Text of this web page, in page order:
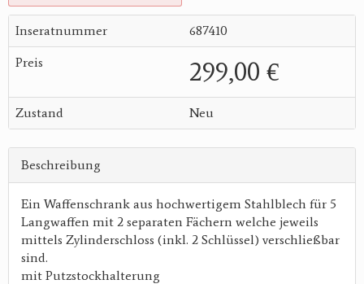
Inseratnummer 687410
Preis 299,00 €
Zustand Neu
Beschreibung
Ein Waffenschrank aus hochwertigem Stahlblech für 5
Langwaffen mit 2 separaten Fächern welche jeweils
mittels Zylinderschloss (inkl. 2 Schlüssel) verschließbar
sind.
mit Putzstockhalterung